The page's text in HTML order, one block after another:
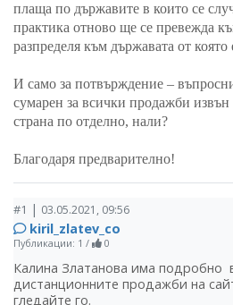
плаща по държавите в които се
практика отново ще се
разпределя към държавата от която
И само за потвърждение –
сумарен за всички продажби извън
страна по отделно, нали?
Благодаря предварително!
#1 | 03.05.2021, 09:56
kiril_zlatev_co
Публикации: 1 / 0
Калина Златанова има подробно
дистанционните продажби на
гледайте го.